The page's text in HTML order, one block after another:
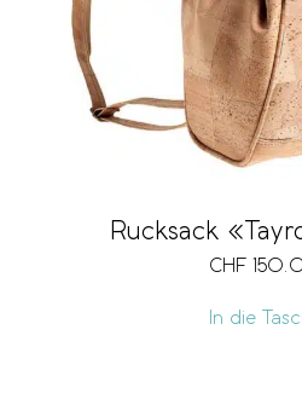
Rucksack
CHF
In die